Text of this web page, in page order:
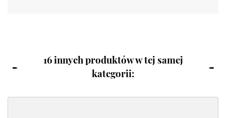
16 innych produktów w tej samej
kategorii: